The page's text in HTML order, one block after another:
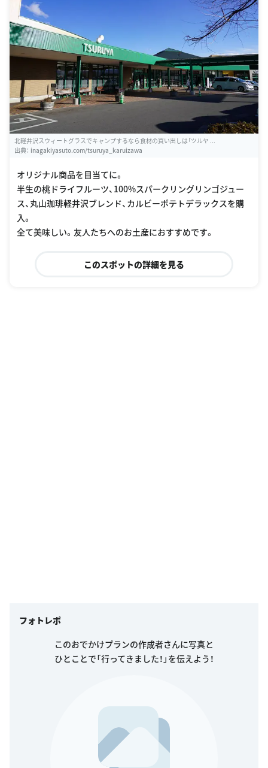
北軽井沢スウィートグラスでキャンプするなら食材の買い出しは「ツルヤ ...
出典： inagakiyasuto.com/tsuruya_karuizawa
オリジナル商品を目当てに。
半生の桃ドライフルーツ、100%スパークリングリンゴジュー
ス、丸山珈琲軽井沢ブレンド、カルビーポテトデラックスを購
入。
全て美味しい。友人たちへのお土産におすすめです。
このスポットの詳細を見る
フォトレポ
このおでかけプランの作成者さんに写真と
ひとことで「行ってきました！」を伝えよう！